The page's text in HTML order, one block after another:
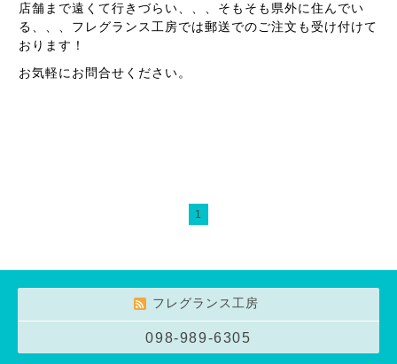
店舗まで遠くて行きづらい、、、そもそも県外に住んでい
る、、、フレグランス工房では郵送でのご注文も受け付けて
おります！
お気軽にお問合せください。
1
フレグランス工房
098-989-6305